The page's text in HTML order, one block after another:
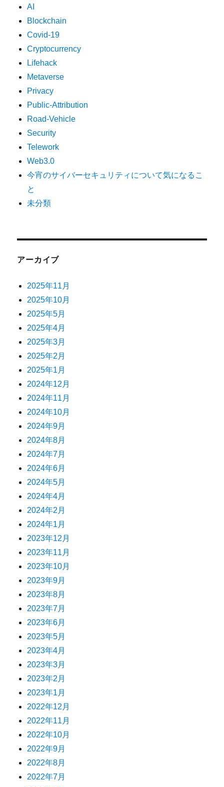
AI
Blockchain
Covid-19
Cryptocurrency
Lifehack
Metaverse
Privacy
Public-Attribution
Road-Vehicle
Security
Telework
Web3.0
今宵のサイバーセキュリティについて気になるこ
と
未分類
アーカイブ
2025年11月
2025年10月
2025年5月
2025年4月
2025年3月
2025年2月
2025年1月
2024年12月
2024年11月
2024年10月
2024年9月
2024年8月
2024年7月
2024年6月
2024年5月
2024年4月
2024年2月
2024年1月
2023年12月
2023年11月
2023年10月
2023年9月
2023年8月
2023年7月
2023年6月
2023年5月
2023年4月
2023年3月
2023年2月
2023年1月
2022年12月
2022年11月
2022年10月
2022年9月
2022年8月
2022年7月